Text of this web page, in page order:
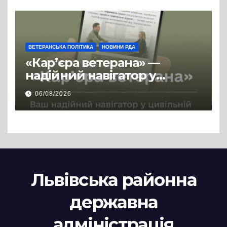
ВЕТЕРАНСЬКА ПОЛІТИКА НОВИНИ РДА
«Кар’єра ветерана» —
надійний навігатор у
цивільній професії
06/08/2026
Львівська районна
державна